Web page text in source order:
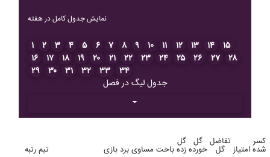
نمایش جدول کامل در هفته
۱ ۲ ۳ ۴ ۵ ۶ ۷ ۸ ۹ ۱۰ ۱۱ ۱۲ ۱۳ ۱۴
۱۵
۱۶
۱۷ ۱۸ ۱۹ ۲۰ ۲۱ ۲۲ ۲۳ ۲۴ ۲۵ ۲۶ ۲۷
۲۸
۲۹
۳۰ ۳۱ ۳۲ ۳۳
۳۴
جدول لیگ در فصل
رتبه تیم بازی برد مساوی باخت
گل
زده
گل
خورده
تفاضل
گل امتیاز
کسر
شده